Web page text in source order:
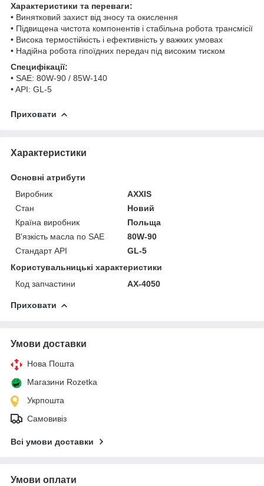
Характеристики та переваги:
• Винятковий захист від зносу та окислення
• Підвищена чистота компонентів і стабільна робота трансмісії
• Висока термостійкість і ефективність у важких умовах
• Надійна робота гіпоїдних передач під високим тиском
Специфікації:
• SAE: 80W-90 / 85W-140
• API: GL-5
Приховати
Характеристики
Основні атрибути
Виробник
AXXIS
Стан
Новий
Країна виробник
Польща
В'язкість масла по SAE
80W-90
Стандарт API
GL-5
Користувальницькі характеристики
Код запчастини
AX-4050
Приховати
Умови доставки
Нова Пошта
Магазини Rozetka
Укрпошта
Самовивіз
Всі умови доставки
Умови оплати